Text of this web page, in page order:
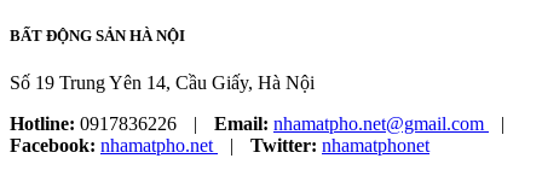
BẤT ĐỘNG SẢN HÀ NỘI
Số 19 Trung Yên 14, Cầu Giấy, Hà Nội
Hotline: 0917836226 | Email: nhamatpho.net@gmail.com
|
Facebook: nhamatpho.net | Twitter: nhamatphonet